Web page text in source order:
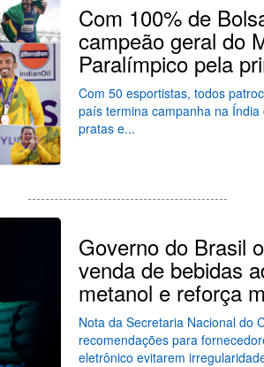
Com 100% de
campeão geral do
Paralímpico pela
Com 50 esportistas, todos
país termina campanha na
pratas e...
Governo do Brasil
venda de bebidas
metanol e reforça
Nota da Secretaria Nacional do
recomendações para
eletrônico evitarem